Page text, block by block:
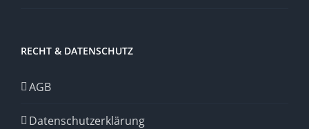
RECHT & DATENSCHUTZ
AGB
Datenschutzerklärung